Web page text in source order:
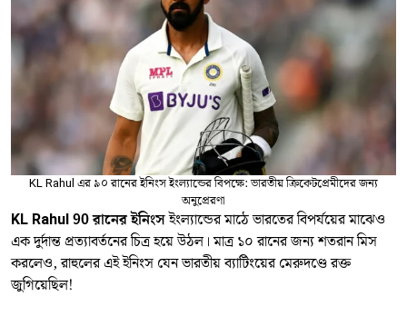
KL Rahul এর ৯০ রানের ইনিংস ইংল্যান্ডের বিপক্ষে: ভারতীয় ক্রিকেটপ্রেমীদের জন্য
অনুপ্রেরণা
KL Rahul 90 রানের ইনিংসইংল্যান্ডের মাঠে ভারতের বিপর্যয়ের মাঝেও
এক দুর্দান্ত প্রত্যাবর্তনের চিত্র হয়ে উঠল। মাত্র ১০ রানের জন্য শতরান মিস
করলেও, রাহুলের এই ইনিংস যেন ভারতীয় ব্যাটিংয়ের মেরুদণ্ডে রক্ত
জুগিয়েছিল!